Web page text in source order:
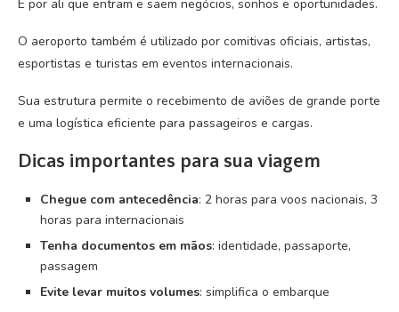
É por ali que entram e saem negócios, sonhos e oportunidades.
O aeroporto também é utilizado por comitivas oficiais, artistas,
esportistas e turistas em eventos internacionais.
Sua estrutura permite o recebimento de aviões de grande porte
e uma logística eficiente para passageiros e cargas.
Dicas importantes para sua viagem
Chegue com antecedência: 2 horas para voos nacionais, 3
horas para internacionais
Tenha documentos em mãos: identidade, passaporte,
passagem
Evite levar muitos volumes: simplifica o embarque